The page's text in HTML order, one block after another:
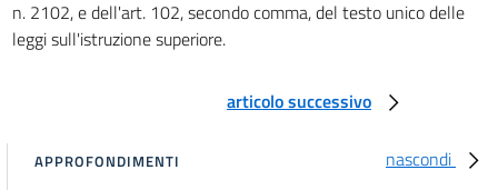
n. 2102, e dell'art. 102, secondo comma, del testo unico delle
leggi sull'istruzione superiore.
articolo successivo
nascondi
APPROFONDIMENTI